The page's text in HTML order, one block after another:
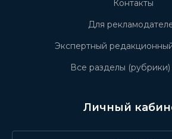
Контакты
Для
Экспертный
Все разделы (рубрики)
Личный